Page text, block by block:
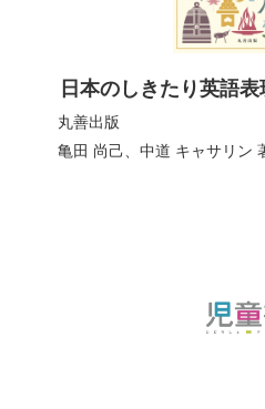
日本のしきたり英語
丸善出版
亀田 尚己
中道 キャサリン